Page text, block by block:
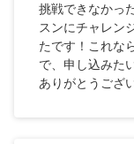
挑戦できなかっ
スンにチャレン
たです！これな
で、申し込みた
ありがとうござ